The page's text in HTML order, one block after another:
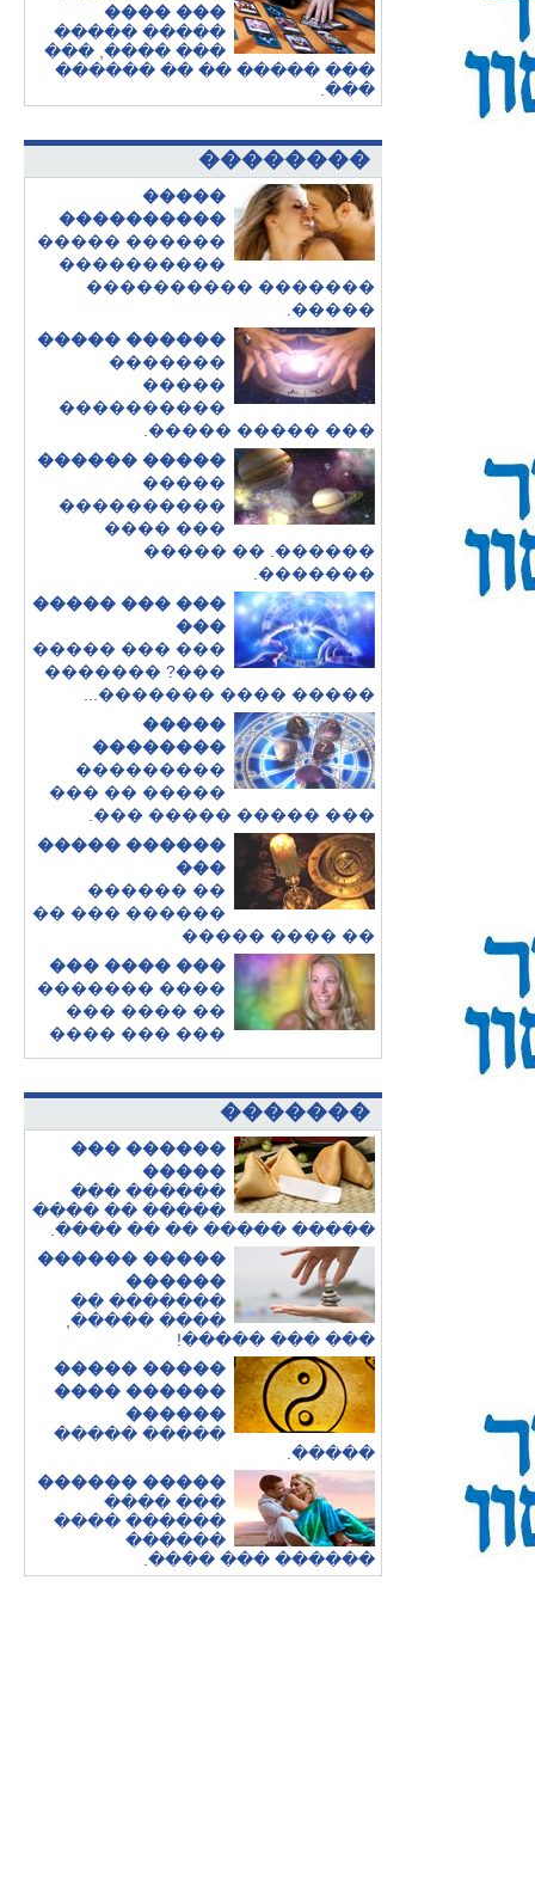
��� ����
����� �����
��� ����, ���
��� ����� �� �� ������
���
.
��������
�����
����������
������ �����
����������
������� ����������
�����.
������ �����
�������
�����
����������
��� ����� �����.
����� ������
�����
����������
��� ����
������. �� �����
�������.
��� ��� �����
���
��� ��� �����
���? �������
����� ���� �������...
�����
��������
���������
����� �� ���
��� ����� ����� ���.
������ �����
���
�� ������
������ ��� ��
�� ���� �����
��� ���� ���
���� �������
�� ���� ���
��� ��� ����
�������
������ ���
�����
������ ���
����� �� ����
����� ����� �� �� ����
.
����� ������
������
������� ��
���� �����,
��� ��� �����
!
����� �����
������ ����
������
����� �����
�����
.
����� ������
��� ����
������ ����
������
������ ��� ����.